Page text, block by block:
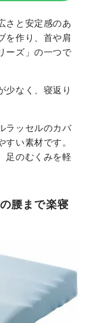
さと安定感のあ
を作り、首や肩
ーズ」の一つで
少なく、寝返り
ラッセルのカバ
い素材です。
足のむくみを軽
腰まで楽寝